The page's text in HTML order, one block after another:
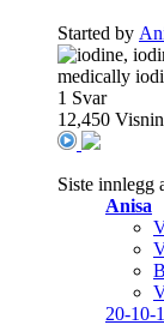
Started by
1 Svar
12,450
Siste innlegg
Anisa
20-10-